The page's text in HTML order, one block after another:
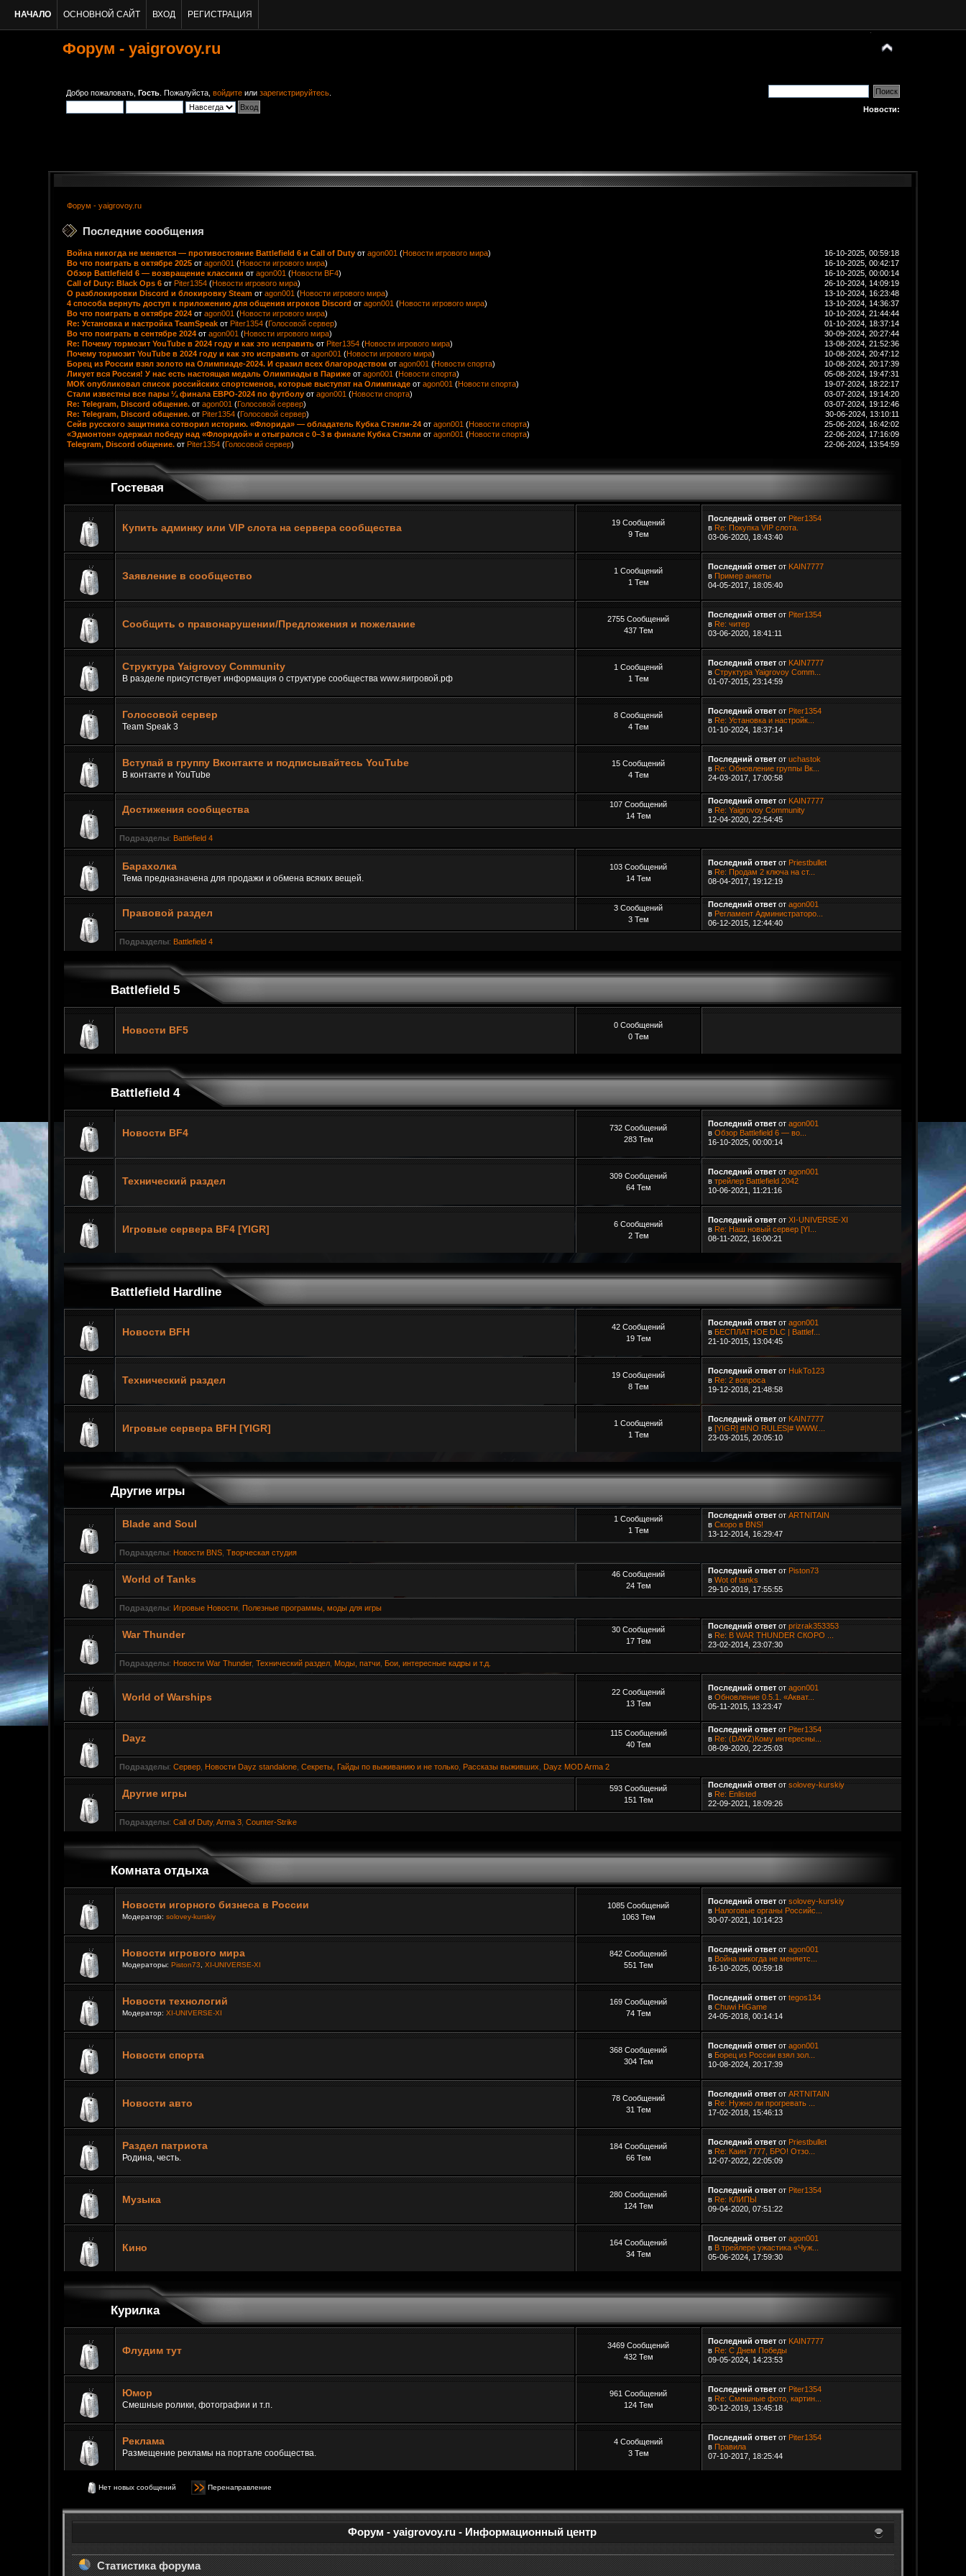
НАЧАЛО ОСНОВНОЙ САЙТ ВХОД РЕГИСТРАЦИЯ
Форум - yaigrovoy.ru
Добро пожаловать,Гость . Пожалуйста,войдите илизарегистрируйтесь
Новости:
Форум - yaigrovoy.ru
Последние сообщения
Война никогда не меняется — противостояние Battlefield 6 и Call of Dutyот agon001 (Новости игрового мира)
16-10-2025, 00:59:18
Во что поиграть в октябре 2025от agon001 (Новости игрового мира)
16-10-2025, 00:42:17
Обзор Battlefield 6 — возвращение классики от agon001 (Новости BF4)
16-10-2025, 00:00:14
Call of Duty: Black Ops 6от Piter1354(Новости игрового мира)
26-10-2024, 14:09:19
О разблокировки Discord и блокировку Steam от agon001 (Новости игрового мира)
13-10-2024, 16:23:48
4 способа вернуть доступ к приложению для общения игроков Discord от agon001 (Новости игрового мира)
13-10-2024, 14:36:37
Во что поиграть в октябре 2024от agon001 (Новости игрового мира)
10-10-2024, 21:44:44
Re: Установка и настройка TeamSpeakот Piter1354(Голосовой сервер)
01-10-2024, 18:37:14
Во что поиграть в сентябре 2024от agon001 (Новости игрового мира)
30-09-2024, 20:27:44
Re: Почему тормозит YouTube в 2024 году и как это исправитьот Piter1354(Новости игрового мира)
13-08-2024, 21:52:36
Почему тормозит YouTube в 2024 году и как это исправитьот agon001 (Новости игрового мира)
10-08-2024, 20:47:12
Борец из России взял золото на Олимпиаде-2024. И сразил всех благородствомот agon001 (Новости спорта)
10-08-2024, 20:17:39
Ликует вся Россия! У нас есть настоящая медаль Олимпиады в Парижеот agon001 (Новости спорта)
05-08-2024, 19:47:31
МОК опубликовал список российских спортсменов, которые выступят на Олимпиадеот agon001 (Новости спорта)
19-07-2024, 18:22:17
Стали известны все пары ¼ финала ЕВРО‑2024 по футболуот agon001 (Новости спорта)
03-07-2024, 19:14:20
Re: Telegram, Discord общение.от agon001 (Голосовой сервер)
03-07-2024, 19:12:46
Re: Telegram, Discord общение.от Piter1354(Голосовой сервер)
30-06-2024, 13:10:11
Сейв русского защитника сотворил историю. «Флорида» — обладатель Кубка Стэнли-24от agon001 (Новости спорта)
25-06-2024, 16:42:02
«Эдмонтон» одержал победу над «Флоридой» и отыгрался с 0–3 в финале Кубка Стэнли от agon001 (Новости спорта)
22-06-2024, 17:16:09
Telegram, Discord общение.от Piter1354(Голосовой сервер) 22-06-2024, 13:54:59
Гостевая
Купить админку или VIP слота на сервера сообщества
19 Сообщений
9 Тем
Последний ответот Piter1354
в Re: Покупка VIP слота.
03-06-2020, 18:43:40
Заявление в сообщество
1 Сообщений
1 Тем
Последний ответот KAIN7777
в Пример анкеты
04-05-2017, 18:05:40
Сообщить о правонарушении/Предложения и пожелание
2755 Сообщений
437 Тем
Последний ответот Piter1354
в Re: читер
03-06-2020, 18:41:11
Структура Yaigrovoy Community
В разделе присутствует информация о структуре сообщества www.яигровой.рф
1 Сообщений
1 Тем
Последний ответот KAIN7777
в Структура Yaigrovoy Comm...
01-07-2015, 23:14:59
Голосовой сервер
Team Speak 3
8 Сообщений
4 Тем
Последний ответот Piter1354
в Re: Установка и настройк...
01-10-2024, 18:37:14
Вступай в группу Вконтакте и подписывайтесь YouTube
В контакте и YouTube
15 Сообщений
4 Тем
Последний ответот uchastok
в Re: Обновление группы Вк...
24-03-2017, 17:00:58
Достижения сообщества
107 Сообщений
14 Тем
Последний ответот KAIN7777
в Re: Yaigrovoy Community
12-04-2020, 22:54:45
Подразделы: Battlefield 4
Барахолка
Тема предназначена для продажи и обмена всяких вещей.
103 Сообщений
14 Тем
Последний ответот Priestbullet
в Re: Продам 2 ключа на ст...
08-04-2017, 19:12:19
Правовой раздел
3 Сообщений
3 Тем
Последний ответот agon001
в Регламент Администраторо...
06-12-2015, 12:44:40
Подразделы: Battlefield 4
Battlefield 5
Новости BF5
0 Сообщений
0 Тем
Battlefield 4
Новости BF4
732 Сообщений
283 Тем
Последний ответот agon001
в Обзор Battlefield 6 — во...
16-10-2025, 00:00:14
Технический раздел
309 Сообщений
64 Тем
Последний ответот agon001
в трейлер Battlefield 2042
10-06-2021, 11:21:16
Игровые сервера BF4 [YIGR]
6 Сообщений
2 Тем
Последний ответот XI-UNIVERSE-XI
в Re: Наш новый сервер [YI...
08-11-2022, 16:00:21
Battlefield Hardline
Новости BFH
42 Сообщений
19 Тем
Последний ответот agon001
в БЕСПЛАТНОЕ DLC | Battlef...
21-10-2015, 13:04:45
Технический раздел
19 Сообщений
8 Тем
Последний ответот HukTo123
в Re: 2 вопроса
19-12-2018, 21:48:58
Игровые сервера BFH [YIGR]
1 Сообщений
1 Тем
Последний ответот KAIN7777
в [YIGR] #|NO RULES|# WWW....
23-03-2015, 20:05:10
Другие игры
Blade and Soul
1 Сообщений
1 Тем
Последний ответот ARTNITAIN
в Скоро в BNS!
13-12-2014, 16:29:47
Подразделы: Новости BNS,Творческая студия
World of Tanks
46 Сообщений
24 Тем
Последний ответот Piston73
в Wot of tanks
29-10-2019, 17:55:55
Подразделы: Игровые Новости, Полезные программы, моды для игры
War Thunder
30 Сообщений
17 Тем
Последний ответот prizrak353353
в Re: В WAR THUNDER СКОРО ...
23-02-2014, 23:07:30
Подразделы: Новости War Thunder,Технический раздел, Моды, патчи, Бои, интересные кадры и т.д.
World of Warships
22 Сообщений
13 Тем
Последний ответот agon001
в Обновление 0.5.1. «Акват...
05-11-2015, 13:23:47
Dayz
115 Сообщений
40 Тем
Последний ответот Piter1354
в Re: (DAYZ)Кому интересны...
08-09-2020, 22:25:03
Подразделы:Сервер, Новости Dayz standalone,Секреты, Гайды по выживанию и не только, Рассказы выживших, Dayz MOD Arma 2
Другие игры
593 Сообщений
151 Тем
Последний ответот solovey-kurskiy
в Re: Enlisted
22-09-2021, 18:09:26
Подразделы:Call of Duty,Arma 3,Counter-Strike
Комната отдыха
Новости игорного бизнеса в России
Модератор: solovey-kurskiy
1085 Сообщений
1063 Тем
Последний ответот solovey-kurskiy
в Налоговые органы Российс...
30-07-2021, 10:14:23
Новости игрового мира
Модераторы: Piston73, XI-UNIVERSE-XI
842 Сообщений
551 Тем
Последний ответот agon001
в Война никогда не меняетс...
16-10-2025, 00:59:18
Новости технологий
Модератор: XI-UNIVERSE-XI
169 Сообщений
74 Тем
Последний ответот tegos134
в Chuwi HiGame
24-05-2018, 00:14:14
Новости спорта
368 Сообщений
304 Тем
Последний ответот agon001
в Борец из России взял зол...
10-08-2024, 20:17:39
Новости авто
78 Сообщений
31 Тем
Последний ответот ARTNITAIN
в Re: Нужно ли прогревать ...
17-02-2018, 15:46:13
Раздел патриота
Родина, честь.
184 Сообщений
66 Тем
Последний ответот Priestbullet
в Re: Каин 7777, БРО! Отзо...
12-07-2022, 22:05:09
Музыка
280 Сообщений
124 Тем
Последний ответот Piter1354
в Re: КЛИПЫ
09-04-2020, 07:51:22
Кино
164 Сообщений
34 Тем
Последний ответот agon001
в В трейлере ужастика «Чуж...
05-06-2024, 17:59:30
Курилка
Флудим тут
3469 Сообщений
432 Тем
Последний ответот KAIN7777
в Re: С Днем Победы
09-05-2024, 14:23:53
Юмор
Смешные ролики, фотографии и т.п.
961 Сообщений
124 Тем
Последний ответот Piter1354
в Re: Смешные фото, картин...
30-12-2019, 13:45:18
Реклама
Размещение рекламы на портале сообщества.
4 Сообщений
3 Тем
Последний ответот Piter1354
в Правила
07-10-2017, 18:25:44
Нет новых сообщений Перенаправление
Форум - yaigrovoy.ru - Информационный центр
Статистика форума